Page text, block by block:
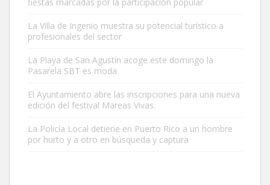
Adopción urgente
Busco adopción responsable para mi perra. Pastor alemán,
Leales.org » Gran Canaria | 6.7.2025
fiestas marcadas por la participación popular
La Villa de Ingenio muestra su potencial turístico a
profesionales del sector
La Playa de San Agustín acoge este domingo la
Pasarela SBT es moda
El Ayuntamiento abre las inscripciones para una nueva
edición del festival Mareas Vivas.
La Policía Local detiene en Puerto Rico a un hombre
por hurto y a otro en búsqueda y captura